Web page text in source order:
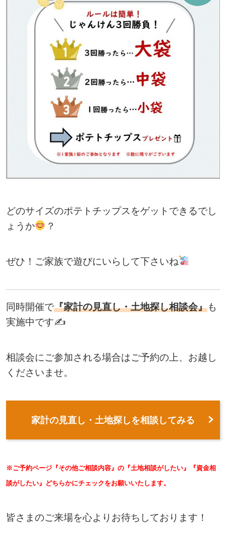
どのサイズのポテトチップスをゲットできるでし
ょうか
？
ぜひ！ご家族で遊びにいらして下さいね
同時開催で『家計の見直し・土地探し相談会』も
実施中です✍
相談会にご参加される場合はご予約の上、お越し
くださいませ。
家計の見直し・土地探しを相談してみる
※ご予約ページ『その他ご相談内容』の『土地相談がしたい』『資金相
談がしたい』どちらかにチェックをお願いいたします。
皆さまのご来場を心よりお待ちしております！